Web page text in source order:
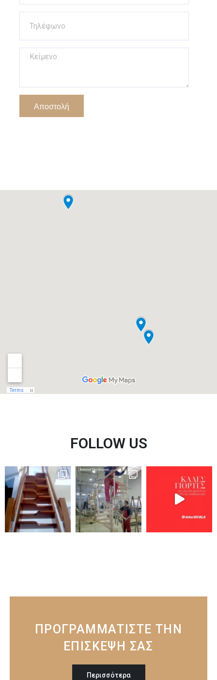
Αποστολή
FOLLOW US
ΠΡΟΓΡΑΜΜΑΤΙΣΤΕ ΤΗΝ
ΕΠΙΣΚΕΨΗ ΣΑΣ
Περισσότερα